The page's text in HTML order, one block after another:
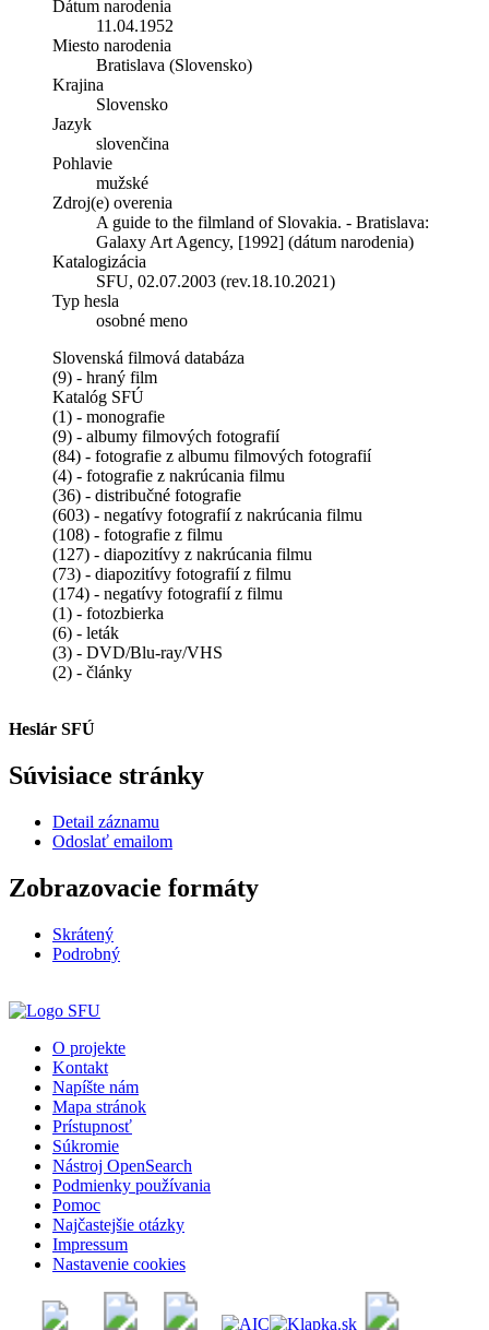
Dátum narodenia
11.04.1952
Miesto narodenia
Bratislava (Slovensko)
Krajina
Slovensko
Jazyk
slovenčina
Pohlavie
mužské
Zdroj(e) overenia
A guide to the filmland of Slovakia. - Bratislava:
Galaxy Art Agency, [1992] (dátum narodenia)
Katalogizácia
SFU, 02.07.2003 (rev.18.10.2021)
Typ hesla
osobné meno
Slovenská filmová databáza
(9) - hraný film
Katalóg SFÚ
(1) - monografie
(9) - albumy filmových fotografií
(84) - fotografie z albumu filmových fotografií
(4) - fotografie z nakrúcania filmu
(36) - distribučné fotografie
(603) - negatívy fotografií z nakrúcania filmu
(108) - fotografie z filmu
(127) - diapozitívy z nakrúcania filmu
(73) - diapozitívy fotografií z filmu
(174) - negatívy fotografií z filmu
(1) - fotozbierka
(6) - leták
(3) - DVD/Blu-ray/VHS
(2) - články
Heslár SFÚ
Súvisiace stránky
Detail záznamu
Odoslať emailom
Zobrazovacie formáty
Skrátený
Podrobný
O projekte
Kontakt
Napíšte nám
Mapa stránok
Prístupnosť
Súkromie
Nástroj OpenSearch
Podmienky používania
Pomoc
Najčastejšie otázky
Impressum
Nastavenie cookies